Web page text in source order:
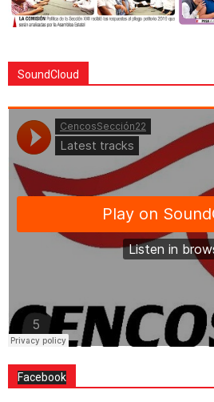
SoundCloud
Facebook